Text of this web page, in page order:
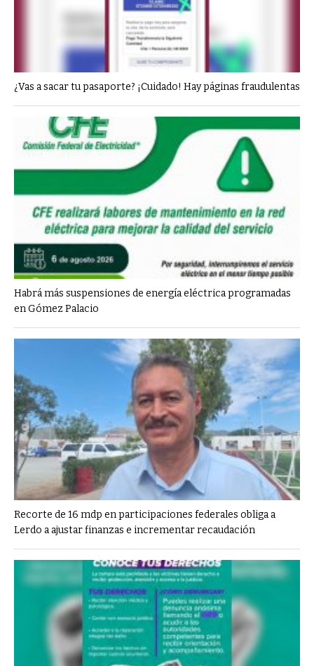
¿Vas a sacar tu pasaporte? ¡Cuidado! Hay páginas fraudulentas
Habrá más suspensiones de energía eléctrica programadas
en Gómez Palacio
Recorte de 16 mdp en participaciones federales obliga a
Lerdo a ajustar finanzas e incrementar recaudación